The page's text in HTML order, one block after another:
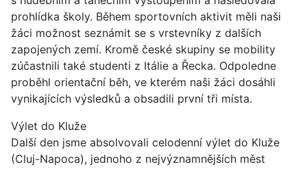
prohlídka školy. Během sportovních aktivit měli naši
žáci možnost seznámit se s vrstevníky z dalších
zapojených zemí. Kromě české skupiny se mobility
zúčastnili také studenti z Itálie a Řecka. Odpoledne
proběhl orientační běh, ve kterém naši žáci dosáhli
vynikajících výsledků a obsadili první tři místa.
Výlet do Kluže
Další den jsme absolvovali celodenní výlet do Kluže
(Cluj-Napoca), jednoho z nejvýznamnějších měst